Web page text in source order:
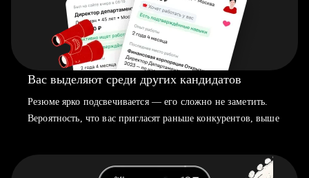
Вас выделяют среди других кандидатов
Резюме ярко подсвечивается — его сложно не заметить.
Вероятность, что вас пригласят раньше конкурентов, выше